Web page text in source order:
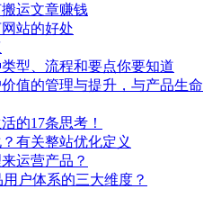
运文章赚钱
站的好处
型、流程和要点你要知道
值的管理与提升，与产品生命
的17条思考！
有关整站优化定义
运营产品？
户体系的三大维度？